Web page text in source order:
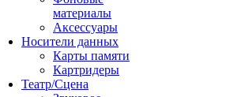
материалы
Аксессуары
Носители данных
Карты памяти
Картридеры
Театр/Сцена